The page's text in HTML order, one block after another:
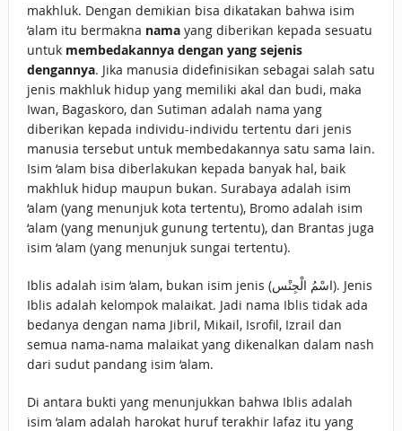
makhluk. Dengan demikian bisa dikatakan bahwa isim
‘alam itu bermakna nama yang diberikan kepada sesuatu
untuk membedakannya dengan yang sejenis
dengannya. Jika manusia didefinisikan sebagai salah satu
jenis makhluk hidup yang memiliki akal dan budi, maka
Iwan, Bagaskoro, dan Sutiman adalah nama yang
diberikan kepada individu-individu tertentu dari jenis
manusia tersebut untuk membedakannya satu sama lain.
Isim ‘alam bisa diberlakukan kepada banyak hal, baik
makhluk hidup maupun bukan. Surabaya adalah isim
‘alam (yang menunjuk kota tertentu), Bromo adalah isim
‘alam (yang menunjuk gunung tertentu), dan Brantas juga
isim ‘alam (yang menunjuk sungai tertentu).
Iblis adalah isim ‘alam, bukan isim jenis (اسْمُ الْجِنْس). Jenis
Iblis adalah kelompok malaikat. Jadi nama Iblis tidak ada
bedanya dengan nama Jibril, Mikail, Isrofil, Izrail dan
semua nama-nama malaikat yang dikenalkan dalam nash
dari sudut pandang isim ‘alam.
Di antara bukti yang menunjukkan bahwa Iblis adalah
isim ‘alam adalah harokat huruf terakhir lafaz itu yang